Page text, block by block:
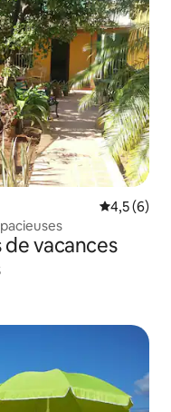
Évaluation
4,5 (6)
vacances